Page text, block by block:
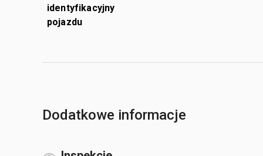
identyfikacyjny
pojazdu
Dodatkowe informacje